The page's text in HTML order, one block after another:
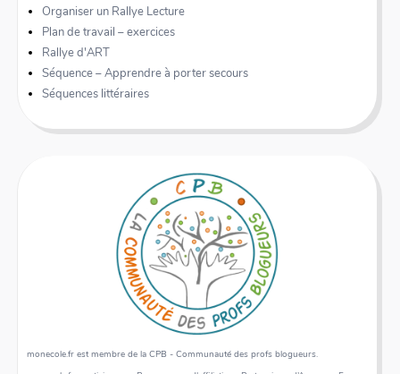
Organiser un Rallye Lecture
Plan de travail – exercices
Rallye d'ART
Séquence – Apprendre à porter secours
Séquences littéraires
monecole.fr est membre de la CPB - Communauté des profs blogueurs.